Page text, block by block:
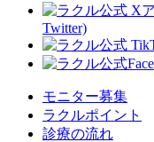
Twitter)
モニター募集
ラクルポイント
診療の流れ